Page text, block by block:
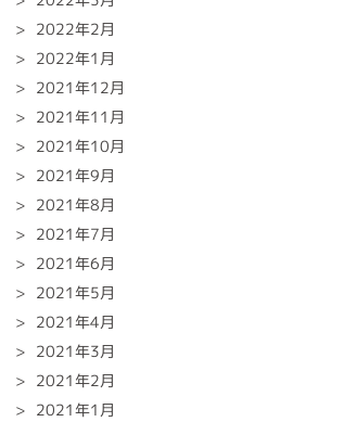
2022年2月
2022年1月
2021年12月
2021年11月
2021年10月
2021年9月
2021年8月
2021年7月
2021年6月
2021年5月
2021年4月
2021年3月
2021年2月
2021年1月